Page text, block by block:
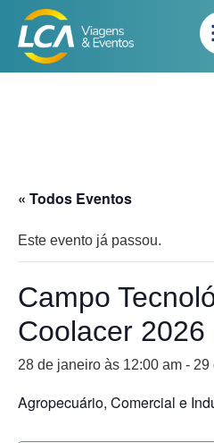
« Todos Eventos
Este evento já passou.
Campo
Coolacer 2026
28 de janeiro às 12:00 am - 29
Agropecuário, Comercial e